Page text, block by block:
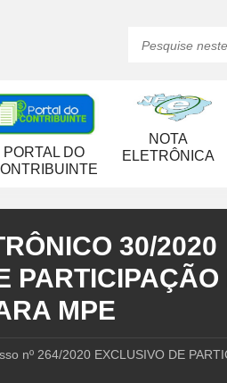
PORTAL DO
NOTA
ELETRÔNICA
30/2020
PARTICIPAÇÃO
MPE
nº 264/2020 EXCLUSIVO DE